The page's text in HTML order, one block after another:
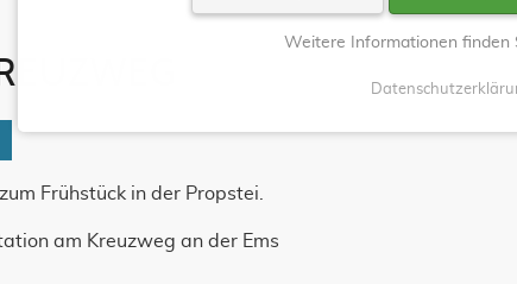
Frühstück in der Propstei.
am Kreuzweg an der Ems
Weitere Informationen finden